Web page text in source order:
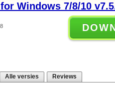
Windows 7/8/10
Alle versies Reviews